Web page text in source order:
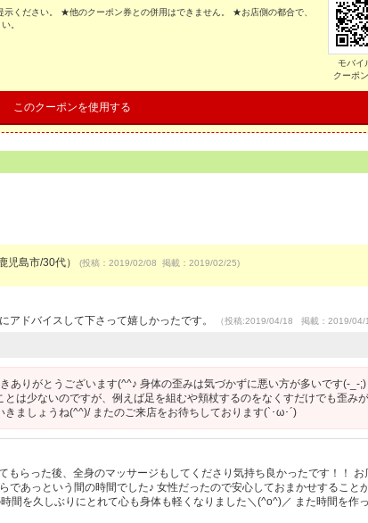
ください。 ★他のクーポン券との併用はできません。 ★お店側の都合で、
。
モバイ
クーポ
このクーポンを使用する
児島市/30代） (投稿：2019/02/08 掲載：2019/02/25)
アドバイスして下さって嬉しかったです。
（投稿:2019/04/18 掲載：2019/04/
ありがとうございます(^^♪ 身体の歪みは気づかずに悪い方が多いです(-_-;)
は少ないのですが、例えば足を組むや頬杖するのをなくすだけでも歪み
ましょうね(^^)/ またのご来店をお待ちしております(`･ω･´)
もらった後、全身のマッサージもしてくださり気持ち良かったです！！ お
であっという間の時間でした♪ 女性だったので安心しておまかせすること
間を久しぶりにとれて心も身体も軽くなりました＼(^o^)／ また時間を作